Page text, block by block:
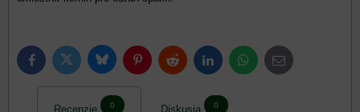
FacebookTwitter BlueskyPinterestReddit LinkedInWhatsApp
E-
mail
Recenzie 0 Diskusia 0